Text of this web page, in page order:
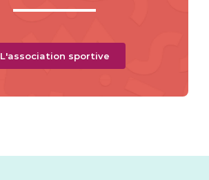
L'association sportive